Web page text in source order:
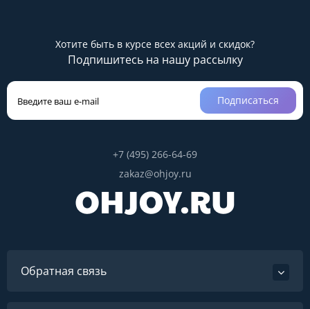
Хотите быть в курсе всех акций и скидок?
Подпишитесь на нашу рассылку
Подписаться
+7 (495) 266-64-69
zakaz@ohjoy.ru
Обратная связь